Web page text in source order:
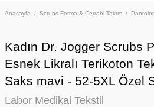
Anasayfa Scrubs Forma & Cerrahi Takım
Kadın Dr. Jogger Scrubs
Esnek Likralı Terikoton
Saks mavi - 52-5XL Özel
Labor Medikal Tekstil